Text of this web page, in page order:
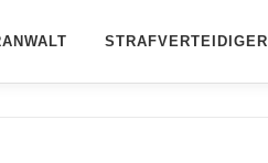
STRAFVERTEIDIGER